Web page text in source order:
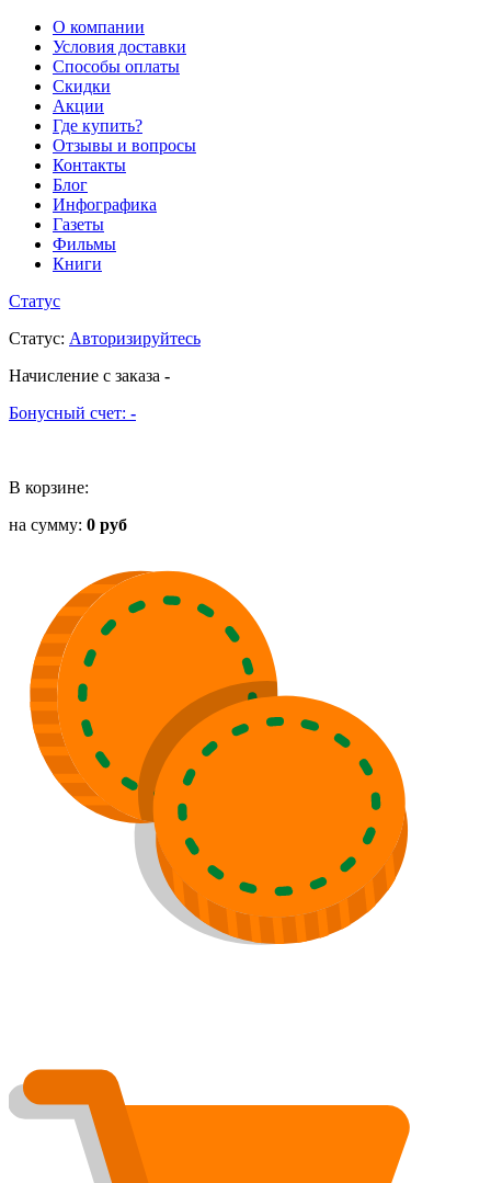
О компании
Условия доставки
Способы оплаты
Скидки
Акции
Где купить?
Отзывы и вопросы
Контакты
Блог
Инфографика
Газеты
Фильмы
Книги
Статус
Статус: Авторизируйтесь
Начисление с заказа -
Бонусный счет: -
В корзине:
на сумму: 0 руб